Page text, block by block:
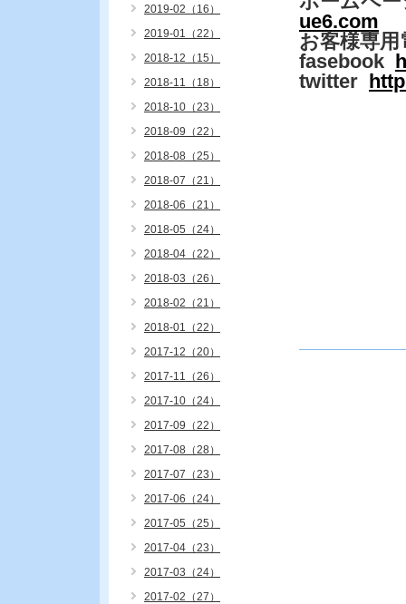
ue6.com
お客様専用
fasebook
twitter
2019-02（16）
2019-01（22）
2018-12（15）
2018-11（18）
2018-10（23）
2018-09（22）
2018-08（25）
2018-07（21）
2018-06（21）
2018-05（24）
2018-04（22）
2018-03（26）
2018-02（21）
2018-01（22）
2017-12（20）
2017-11（26）
2017-10（24）
2017-09（22）
2017-08（28）
2017-07（23）
2017-06（24）
2017-05（25）
2017-04（23）
2017-03（24）
2017-02（27）